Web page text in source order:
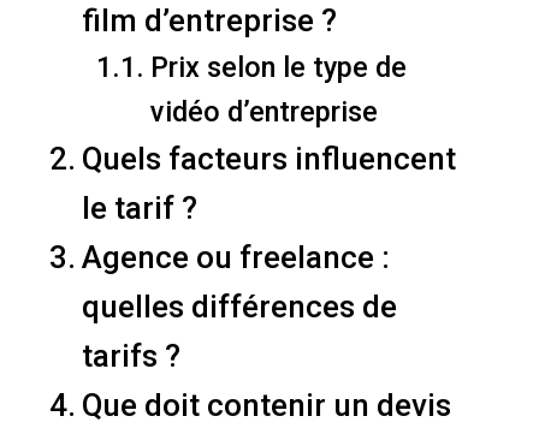
film d’entreprise ?
Prix selon le type de
vidéo d’entreprise
Quels facteurs influencent
le tarif ?
Agence ou freelance :
quelles différences de
tarifs ?
Que doit contenir un devis